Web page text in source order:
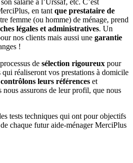
en tant que prestataire de
femme (ou homme) de ménage, prend
légales et administratives. Un
nos clients mais aussi une garantie
!
de sélection rigoureux pour
qui réaliseront vos prestations à domicile
contrôlons leurs références et
nous assurons de leur profil, que nous
tests techniques qui ont pour objectifs
chaque futur aide-ménager MerciPlus